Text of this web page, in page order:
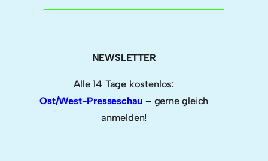
NEWSLETTER
Alle 14 Tage kostenlos:
Ost/West-Presseschau – gerne gleich
anmelden!